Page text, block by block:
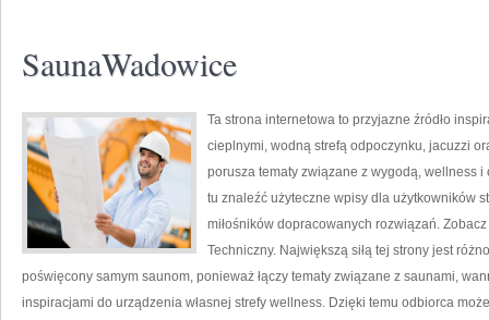
SaunaWadowice
Ta strona internetowa to przyjazne źródło
cieplnymi, wodną strefą odpoczynku, jacuzzi
porusza tematy związane z wygodą, wellness
tu znaleźć użyteczne wpisy dla użytkowników
miłośników dopracowanych rozwiązań.
Techniczny. Największą siłą tej strony jest
poświęcony samym saunom, ponieważ łączy tematy związane z saunami,
inspiracjami do urządzenia własnej strefy wellness. Dzięki temu odbiorca